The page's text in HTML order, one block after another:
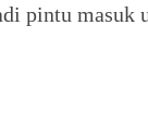
pintu